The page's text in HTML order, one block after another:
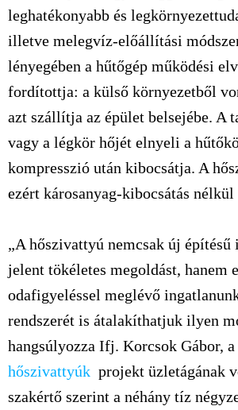
leghatékonyabb és
illetve melegvíz-előállítási
lényegében a hűtőgép működési
fordítottja: a külső környezetből
azt szállítja az épület belsejébe. A
vagy a légkör hőjét elnyeli a
kompresszió után kibocsátja. A
ezért károsanyag-kibocsátás
„A hőszivattyú nemcsak új építésű
jelent tökéletes megoldást, hanem
odafigyeléssel meglévő
rendszerét is átalakíthatjuk ilyen
hangsúlyozza Ifj. Korcsok Gábor, a
hőszivattyúk projekt üzletágának
szakértő szerint a néhány tíz